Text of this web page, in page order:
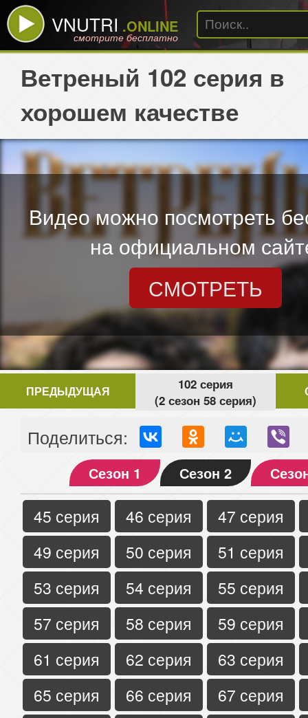
VNUTRI .ONLINE
смотрите бесплатно
Ветреный 102 серия в
хорошем качестве
Видео можно посмотреть
на официальном
СМОТРЕТЬ
ПРЕДЫДУЩАЯ
102 серия
(2 сезон 58 серия)
Поделиться:
Сезон 1 Сезон 2
45 серия 46 серия
47 серия
49 серия
50 серия
51 серия
53 серия
54 серия
55 серия
57 серия
58 серия
59 серия
61 серия
62 серия
63 серия
65 серия
66 серия
67 серия